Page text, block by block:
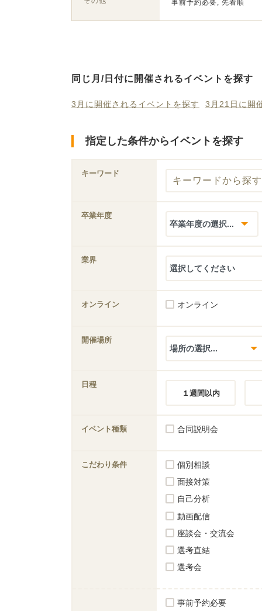
事前予約必要, 先着順
同じ月/日付に開催されるイベントを探す
3月に開催されるイベントを探す 3月21日に開
指定した条件からイベントを探す
キーワード
卒業年度
業界
オンライン オンライン
開催場所
日程
１週間以内
イベント種類 合同説明会
こだわり条件
個別相談
面接対策
自己分析
動画配信
座談会・交流会
選考直結
選考会
事前予約必要